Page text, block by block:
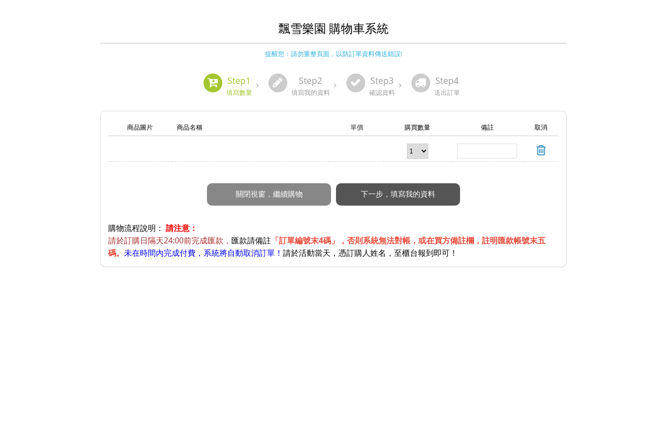
飄雪樂園 購物車系統
提醒您：請勿重整頁面，以防訂單資料傳送錯誤!
Step1
填寫數量
Step2
填寫我的資料
Step3
確認資料
Step4
送出訂單
商品圖片 商品名稱 單價 購買數量 備註 取消
購物流程說明： 請注意：
請於訂購日隔天24:00前完成匯款， 匯款請備註 「訂單編號末4碼 」
，否則系統無法對帳，或在買方備註欄，註明匯款帳號末五
碼。 未在時間內完成付費，系統將自動取消訂單！ 請於活動當天，憑訂購人姓名，至櫃台報到即可！